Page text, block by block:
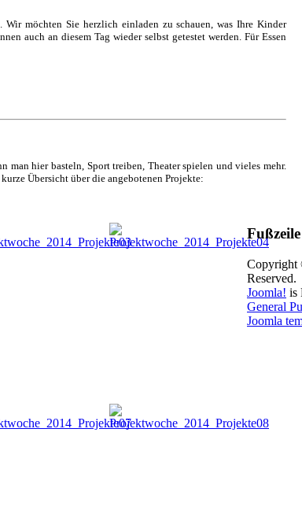
möchten Sie herzlich einladen zu schauen, was Ihre Kinder
auch an diesem Tag wieder selbst getestet werden. Für Essen
man hier basteln, Sport treiben, Theater spielen und vieles mehr.
Übersicht über die angebotenen Projekte:
Fußzeile
Copyright
Reserved.
Joomla! is
General
Joomla